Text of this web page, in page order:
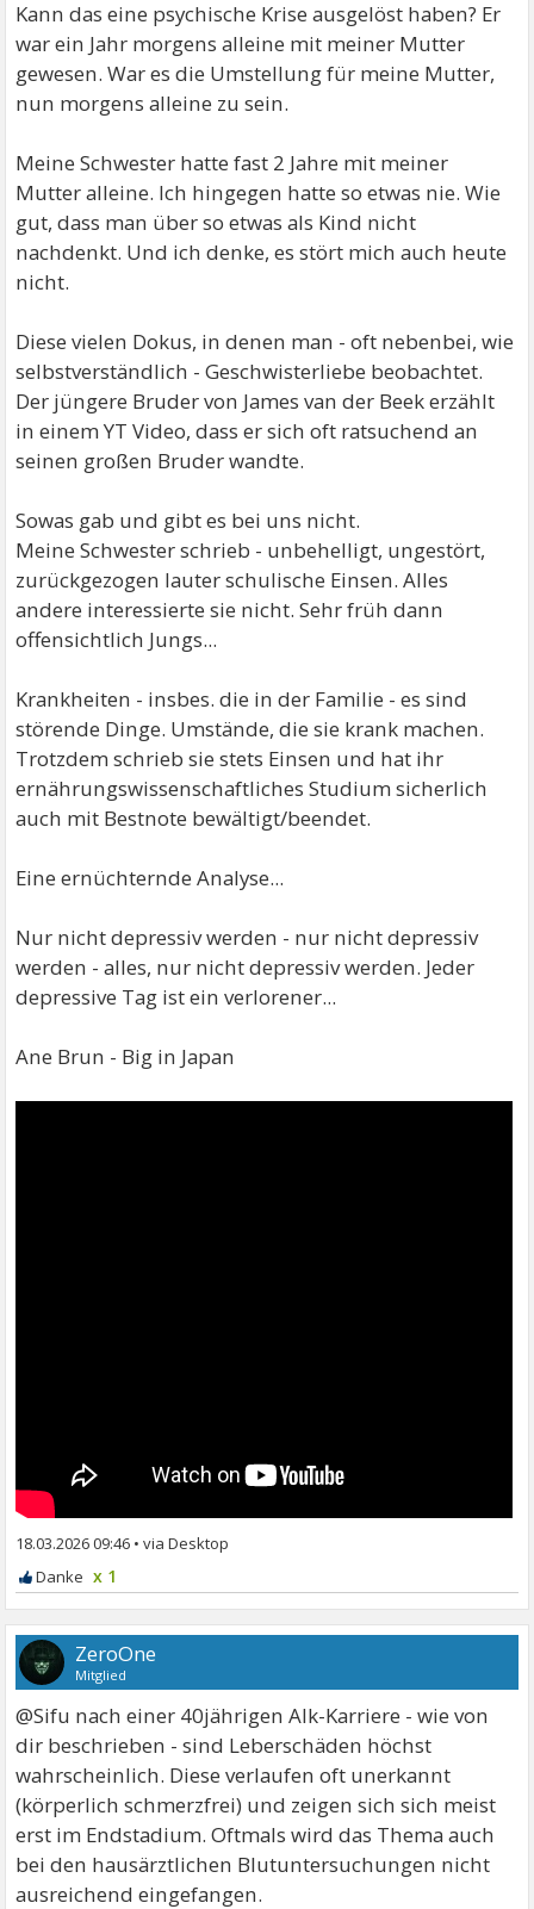
Kann das eine psychische Krise ausgelöst haben? Er
war ein Jahr morgens alleine mit meiner Mutter
gewesen. War es die Umstellung für meine Mutter,
nun morgens alleine zu sein.
Meine Schwester hatte fast 2 Jahre mit meiner
Mutter alleine. Ich hingegen hatte so etwas nie. Wie
gut, dass man über so etwas als Kind nicht
nachdenkt. Und ich denke, es stört mich auch heute
nicht.
Diese vielen Dokus, in denen man - oft nebenbei, wie
selbstverständlich - Geschwisterliebe beobachtet.
Der jüngere Bruder von James van der Beek erzählt
in einem YT Video, dass er sich oft ratsuchend an
seinen großen Bruder wandte.
Sowas gab und gibt es bei uns nicht.
Meine Schwester schrieb - unbehelligt, ungestört,
zurückgezogen lauter schulische Einsen. Alles
andere interessierte sie nicht. Sehr früh dann
offensichtlich Jungs...
Krankheiten - insbes. die in der Familie - es sind
störende Dinge. Umstände, die sie krank machen.
Trotzdem schrieb sie stets Einsen und hat ihr
ernährungswissenschaftliches Studium sicherlich
auch mit Bestnote bewältigt/beendet.
Eine ernüchternde Analyse...
Nur nicht depressiv werden - nur nicht depressiv
werden - alles, nur nicht depressiv werden. Jeder
depressive Tag ist ein verlorener...
Ane Brun - Big in Japan
18.03.2026 09:46 •
x 1
ZeroOne
Mitglied
@Sifu nach einer 40jährigen Alk-Karriere - wie von
dir beschrieben - sind Leberschäden höchst
wahrscheinlich. Diese verlaufen oft unerkannt
(körperlich schmerzfrei) und zeigen sich sich meist
erst im Endstadium. Oftmals wird das Thema auch
bei den hausärztlichen Blutuntersuchungen nicht
ausreichend eingefangen.